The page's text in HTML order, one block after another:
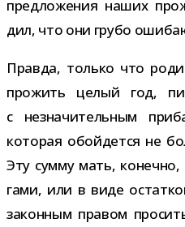
пред­ло­же­ния наших
дил, что они грубо
Правда, только что
про­жить целый год,
с незна­чи­тель­ным
кото­рая обой­дется не
Эту сумму мать,
гами, или в виде
закон­ным пра­вом